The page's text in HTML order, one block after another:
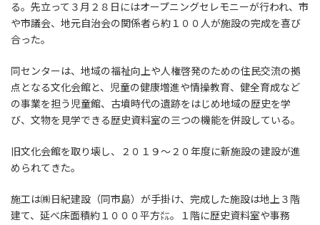
る。先立って３月２８日にはオープニングセレモニーが行われ、市
や市議会、地元自治会の関係者ら約１００人が施設の完成を喜び
合った。
同センターは、地域の福祉向上や人権啓発のための住民交流の拠
点となる文化会館と、児童の健康増進や情操教育、健全育成など
の事業を担う児童館、古墳時代の遺跡をはじめ地域の歴史を学
び、文物を見学できる歴史資料室の三つの機能を併設している。
旧文化会館を取り壊し、２０１９～２０年度に新施設の建設が進
められてきた。
施工は㈱日紀建設（同市島）が手掛け、完成した施設は地上３階
建て、延べ床面積約１０００平方㍍。１階に歴史資料室や事務